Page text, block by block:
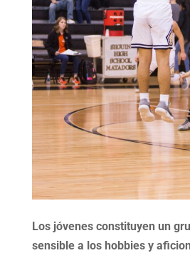
Los jóvenes constituyen un
sensible a los hobbies y